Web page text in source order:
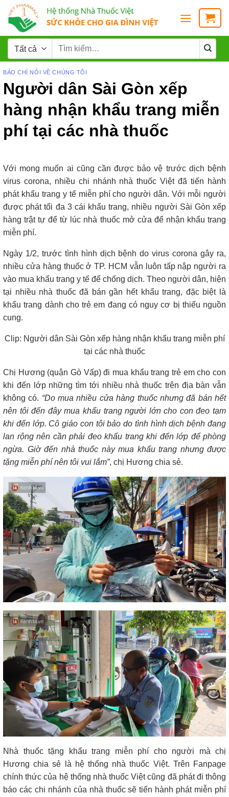
BÁO CHÍ NÓI VỀ CHÚNG TÔI
Người dân Sài Gòn xếp
hàng nhận khẩu trang miễn
phí tại các nhà thuốc
Với mong muốn ai cũng cần được bảo vệ trước dịch bệnh
virus corona, nhiều chi nhánh nhà thuốc Việt đã tiến hành
phát khẩu trang y tế miễn phí cho người dân. Với mỗi người
được phát tối đa 3 cái khẩu trang, nhiều người Sài Gòn xếp
hàng trật tự để từ lúc nhà thuốc mở cửa để nhận khẩu trang
miễn phí.
Ngày 1/2, trước tình hình dịch bệnh do virus corona gây ra,
nhiều cửa hàng thuốc ở TP. HCM vẫn luôn tấp nập người ra
vào mua khẩu trang y tế để chống dịch. Theo người dân, hiện
tại nhiều nhà thuốc đã bán gần hết khẩu trang, đặc biệt là
khẩu trang dành cho trẻ em đang có nguy cơ bị thiếu nguồn
cung.
Clip: Người dân Sài Gòn xếp hàng nhận khẩu trang miễn phí
tại các nhà thuốc
Chị Hương (quận Gò Vấp) đi mua khẩu trang trẻ em cho con
khi đến lớp những tìm tới nhiều nhà thuốc trên địa bàn vẫn
không có. “Do mua nhiều cửa hàng thuốc nhưng đã bán hết
nên tôi đến đây mua khẩu trang người lớn cho con đeo tạm
khi đến lớp. Cô giáo con tôi bảo do tình hình dịch bệnh đang
lan rộng nên cần phải đeo khẩu trang khi đến lớp để phòng
ngừa. Giờ đến nhà thuốc này mua khẩu trang nhưng được
tặng miễn phí nên tôi vui lắm”, chị Hương chia sẻ.
Nhà thuốc tặng khẩu trang miễn phí cho người mà chị
Hương chia sẻ là hệ thống nhà thuốc Việt. Trên Fanpage
chính thức của hệ thống nhà thuốc Việt cũng đã phát đi thông
báo các chi nhánh của nhà thuốc sẽ tiến hành phát miễn phí